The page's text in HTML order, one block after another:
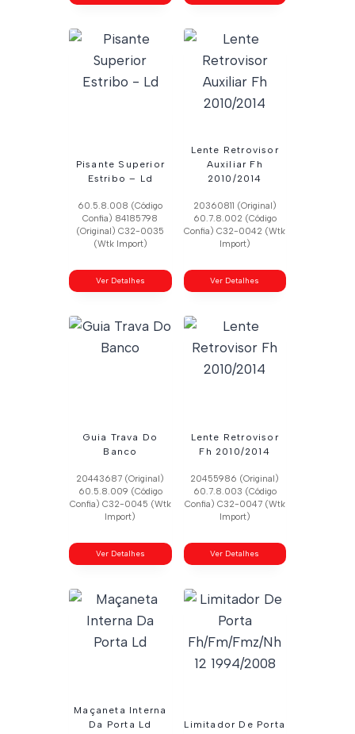
Pisante Superior
Estribo – Ld
60.5.8.008 (Código
Confia) 84185798
(Original) C32-0035
(Wtk Import)
Ver Detalhes
Lente Retrovisor
Auxiliar Fh
2010/2014
20360811 (Original)
60.7.8.002 (Código
Confia) C32-0042 (Wtk
Import)
Ver Detalhes
Guia Trava Do
Banco
20443687 (Original)
60.5.8.009 (Código
Confia) C32-0045 (Wtk
Import)
Ver Detalhes
Lente Retrovisor
Fh 2010/2014
20455986 (Original)
60.7.8.003 (Código
Confia) C32-0047 (Wtk
Import)
Ver Detalhes
Maçaneta Interna
Da Porta Ld
Limitador De Porta